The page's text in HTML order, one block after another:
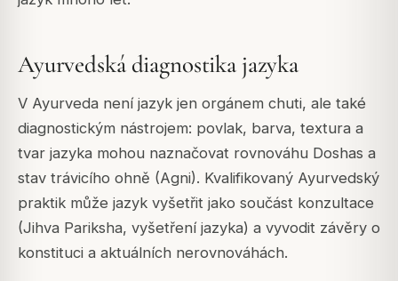
Ayurvedská diagnostika jazyka
V Ayurveda není jazyk jen orgánem chuti, ale také
diagnostickým nástrojem: povlak, barva, textura a
tvar jazyka mohou naznačovat rovnováhu Doshas a
stav trávicího ohně (Agni). Kvalifikovaný Ayurvedský
praktik může jazyk vyšetřit jako součást konzultace
(Jihva Pariksha, vyšetření jazyka) a vyvodit závěry o
konstituci a aktuálních nerovnováhách.